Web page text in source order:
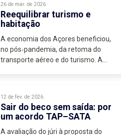
26 de mar. de 2026
Reequilibrar turismo e
habitação
A economia dos Açores beneficiou,
no pós‑pandemia, da retoma do
transporte aéreo e do turismo. A
internacionais...
12 de fev. de 2026
Sair do beco sem saída: por
um acordo TAP–SATA
A avaliação do júri à proposta do